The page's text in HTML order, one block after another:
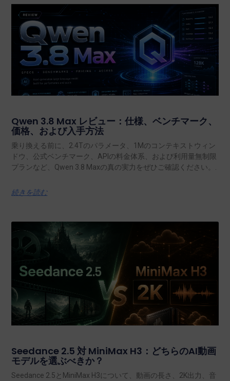
Qwen 3.8 Max レビュー：仕様、ベンチマーク、
価格、および入手方法
乗り換える前に、2.4Tのパラメータ、1Mのコンテキストウィン
ドウ、公式ベンチマーク、APIの料金体系、および利用量無制限
プランなど、Qwen 3.8 Maxの真の実力をぜひご確認ください。.
続きを読む
Seedance 2.5 対 MiniMax H3：どちらのAI動画
モデルを選ぶべきか？
Seedance 2.5とMiniMax H3について、動画の長さ、2K出力、音